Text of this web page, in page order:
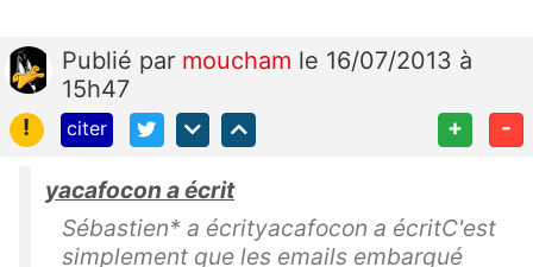
Publié par moucham le 16/07/2013 à
15h47
!
citer + -
yacafocon a écrit
Sébastien* a écrityacafocon a écritC'est
simplement que les emails embarqué